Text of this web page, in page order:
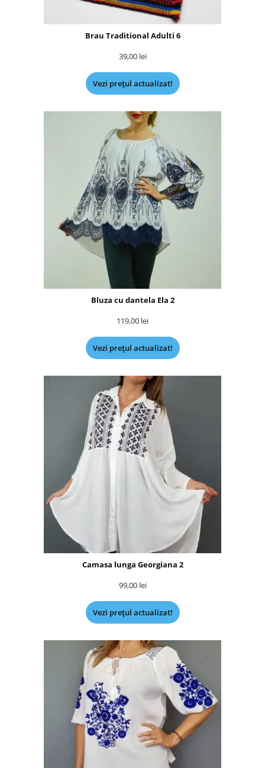
Brau Traditional Adulti 6
39,00 lei
Vezi prețul actualizat!
Bluza cu dantela Ela 2
119,00 lei
Vezi prețul actualizat!
Camasa lunga Georgiana 2
99,00 lei
Vezi prețul actualizat!